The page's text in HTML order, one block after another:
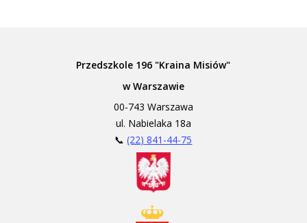
Przedszkole 196 "Kraina Misiów"
w Warszawie
00-743 Warszawa
ul. Nabielaka 18a
📞(22) 841-44-75